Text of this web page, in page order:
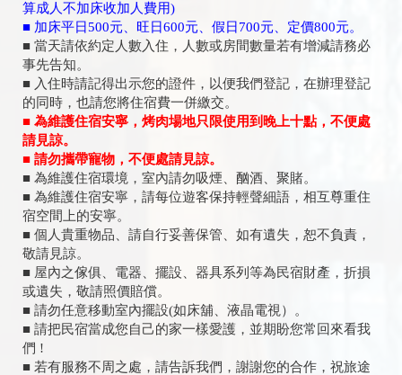
算成人不加床收加人費用)
■ 加床平日500元、旺日600元、假日700元、定價800元。
■ 當天請依約定人數入住，人數或房間數量若有增減請務必
事先告知。
■ 入住時請記得出示您的證件，以便我們登記，在辦理登記
的同時，也請您將住宿費一併繳交。
■ 為維護住宿安寧，烤肉場地只限使用到晚上十點，不便處
請見諒。​
■ 請勿攜帶寵物，不便處請見諒。
■ 為維護住宿環境，室內請勿吸煙、酗酒、聚賭。
■ 為維護住宿安寧，請每位遊客保持輕聲細語，相互尊重住
宿空間上的安寧。
■ 個人貴重物品、請自行妥善保管、如有遺失，恕不負責，
敬請見諒。
■ 屋內之傢俱、電器、擺設、器具系列等為民宿財產，折損
或遺失，敬請照價賠償。
■ 請勿任意移動室內擺設(如床舖、液晶電視）。
■ 請把民宿當成您自己的家一樣愛護，並期盼您常回來看我
們 !
■ 若有服務不周之處，請告訴我們，謝謝您的合作，祝旅途